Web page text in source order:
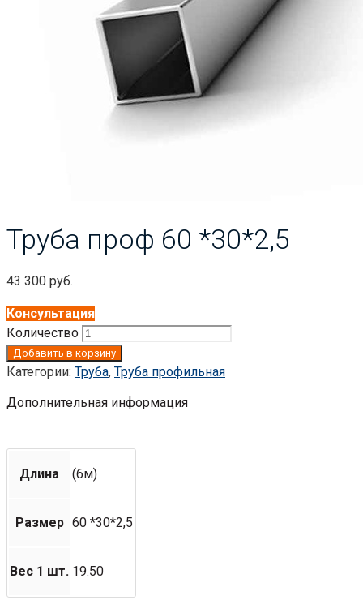
Труба проф 60 *30*2,5
43 300 руб.
Консультация
Количество
Добавить в корзину
Категории: Труба, Труба профильная
Дополнительная информация
Длина (6м)
Размер 60 *30*2,5
Вес 1 шт. 19.50